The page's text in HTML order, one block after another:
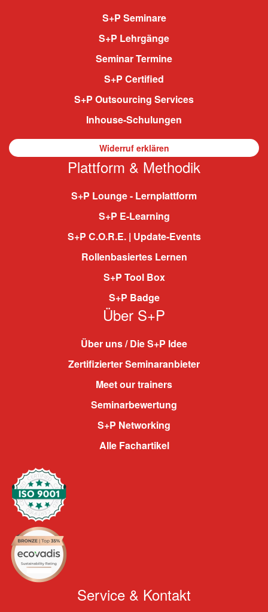
S+P Seminare
S+P Lehrgänge
Seminar Termine
S+P Certified
S+P Outsourcing Services
Inhouse-Schulungen
Widerruf erklären
Plattform & Methodik
S+P Lounge - Lernplattform
S+P E-Learning
S+P C.O.R.E. | Update-Events
Rollenbasiertes Lernen
S+P Tool Box
S+P Badge
Über S+P
Über uns / Die S+P Idee
Zertifizierter Seminaranbieter
Meet our trainers
Seminarbewertung
S+P Networking
Alle Fachartikel
Service & Kontakt